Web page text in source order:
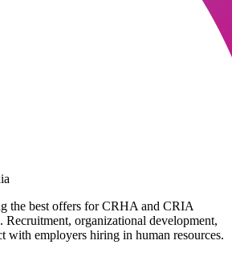
the best offers for CRHA and CRIA
Recruitment, organizational development,
with employers hiring in human resources.